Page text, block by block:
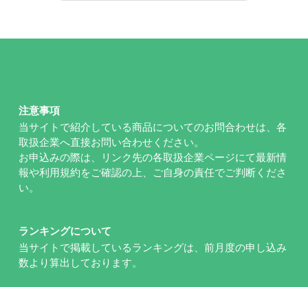
注意事項
当サイトで紹介している商品についてのお問合わせは、各
取扱企業へ直接お問い合わせください。
お申込みの際は、リンク先の各取扱企業ページにて最新情
報や利用規約をご確認の上、ご自身の責任でご判断くださ
い。
ランキングについて
当サイトで掲載しているランキングは、前月度の申し込み
数より算出しております。